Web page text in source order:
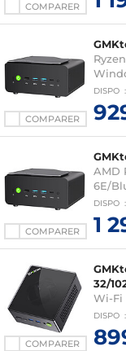
COMPARER
COMPARER
DISPO :
COMPARER
AMD
6E/
DISPO :
1
COMPARER
32/
Wi-Fi
DISPO :